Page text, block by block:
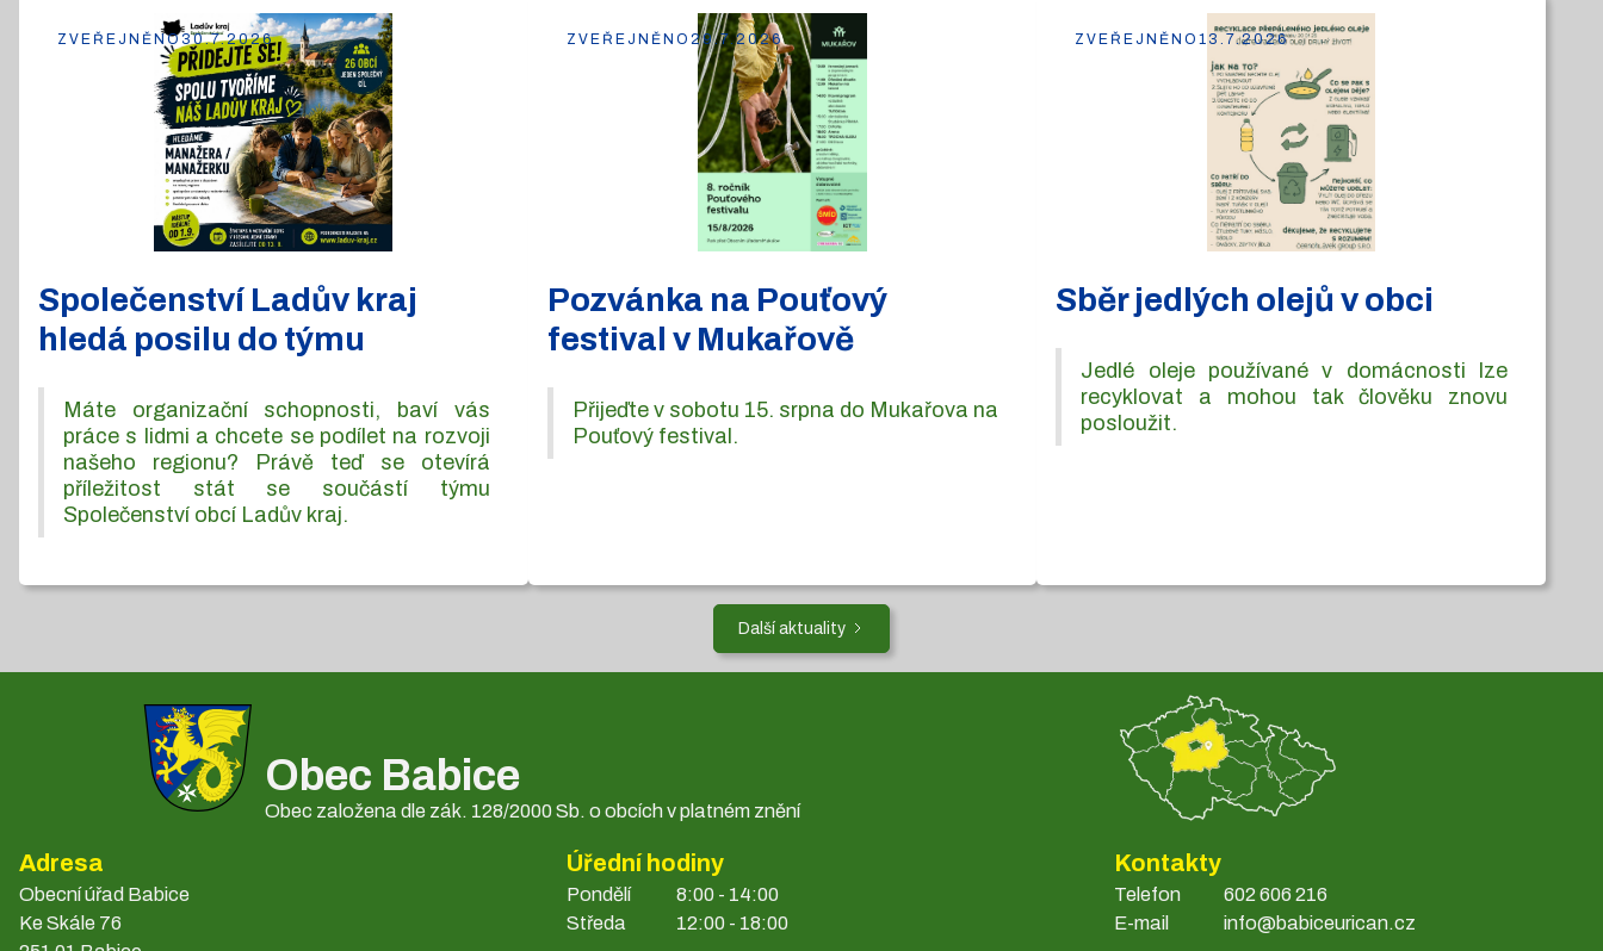
Společenství Ladův kraj
hledá posilu do týmu
Máte organizační schopnosti, baví vás
práce s lidmi a chcete se podílet na rozvoji
našeho regionu? Právě teď se otevírá
příležitost stát se součástí týmu
Společenství obcí Ladův kraj.
ZVEŘEJNĚNO 30.7.2026
Pozvánka na Pouťový
festival v Mukařově
Přijeďte v sobotu 15. srpna do Mukařova na
Pouťový festival.
ZVEŘEJNĚNO 29.7.2026
Sběr jedlých olejů v obci
Jedlé oleje používané v domácnosti lze
recyklovat a mohou tak člověku znovu
posloužit.
ZVEŘEJNĚNO13.7.2026
Další aktuality
Obec Babice
Obec založena dle zák. 128/2000 Sb. o obcích v platném znění
Adresa
Obecní úřad Babice
Ke Skále 76
Úřední hodiny
Pondělí
Středa
8:00 - 14:00
12:00 - 18:00
Kontakty
Telefon
E-mail
602 606 216
info@babiceurican.cz